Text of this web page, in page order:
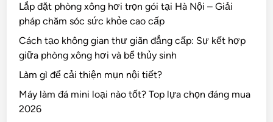
Lắp đặt phòng xông hơi trọn gói tại Hà Nội – Giải
pháp chăm sóc sức khỏe cao cấp
Cách tạo không gian thư giãn đẳng cấp: Sự kết hợp
giữa phòng xông hơi và bể thủy sinh
Làm gì để cải thiện mụn nội tiết?
Máy làm đá mini loại nào tốt? Top lựa chọn đáng mua
2026